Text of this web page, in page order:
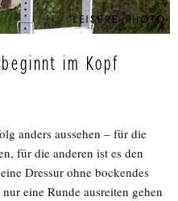
im Kopf
anders aussehen – für die
für die anderen ist es den
Dressur ohne bockendes
eine Runde ausreiten gehen